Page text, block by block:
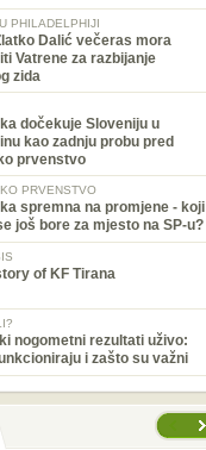
PHILADELPHIJI
Dalić večeras mora
Vatrene za razbijanje
zida
dočekuje Sloveniju u
kao zadnju probu pred
prvenstvo
PRVENSTVO
spremna na promjene - koji
još bore za mjesto na SP-u?
of KF Tirana
nogometni rezultati uživo:
i zašto su važni